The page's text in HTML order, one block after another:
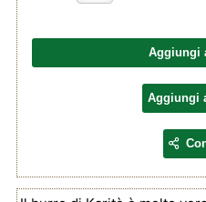
Aggiungi
Aggiungi